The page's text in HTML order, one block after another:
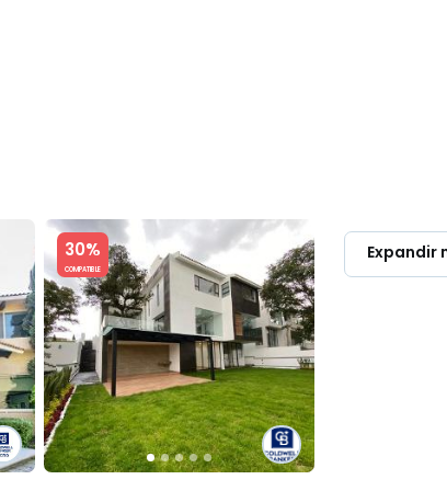
30%
COMPATIBLE
Slide 1 of 5
Expandir